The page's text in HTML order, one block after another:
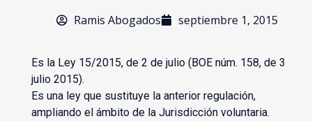
Ramis Abogados septiembre 1, 2015
Es la Ley 15/2015, de 2 de julio (BOE núm. 158, de 3
julio 2015).
Es una ley que sustituye la anterior regulación,
ampliando el ámbito de la Jurisdicción voluntaria.